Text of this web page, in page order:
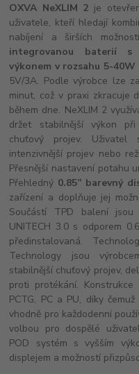
OXVA NeXLIM 2 je
uživatele, kteří hledají
nabíjení a širších
integrovanou baterií s
výkonem v rozsahu 5-40W
5V/3A. Podle výrobce lze
minut, což v praxi zkracuje
během dne. NeXLIM 2
držet stabilnější výkon
chuťový projev.
intenzivnější projev nebo
Přesnější nastavení potahu
Přehledný 0.85” barevný
zařízení a doplňuje jej
Součástí TPD balení
UNITECH 3.0 s odporem
předinstalovaná.
Technology jsou
stabilnější chuťový projev,
proti protékání.
PCTG, PC a PU, díky
vhodně pro každodenní
volbou pro dospělé
POD systém s vyšším
displejem a možností